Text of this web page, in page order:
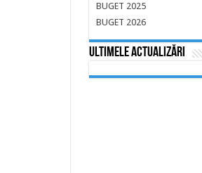
BUGET 2025
BUGET 2026
Ultimele actualizări